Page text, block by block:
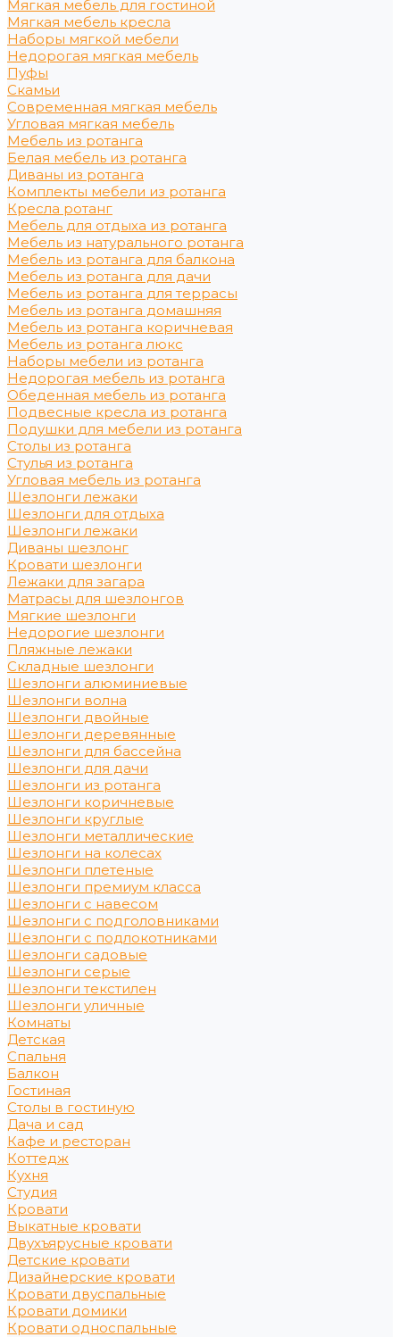
Мягкая мебель для гостиной
Мягкая мебель кресла
Наборы мягкой мебели
Недорогая мягкая мебель
Пуфы
Скамьи
Современная мягкая мебель
Угловая мягкая мебель
Мебель из ротанга
Белая мебель из ротанга
Диваны из ротанга
Комплекты мебели из ротанга
Кресла ротанг
Мебель для отдыха из ротанга
Мебель из натурального ротанга
Мебель из ротанга для балкона
Мебель из ротанга для дачи
Мебель из ротанга для террасы
Мебель из ротанга домашняя
Мебель из ротанга коричневая
Мебель из ротанга люкс
Наборы мебели из ротанга
Недорогая мебель из ротанга
Обеденная мебель из ротанга
Подвесные кресла из ротанга
Подушки для мебели из ротанга
Столы из ротанга
Стулья из ротанга
Угловая мебель из ротанга
Шезлонги лежаки
Шезлонги для отдыха
Шезлонги лежаки
Диваны шезлонг
Кровати шезлонги
Лежаки для загара
Матрасы для шезлонгов
Мягкие шезлонги
Недорогие шезлонги
Пляжные лежаки
Складные шезлонги
Шезлонги алюминиевые
Шезлонги волна
Шезлонги двойные
Шезлонги деревянные
Шезлонги для бассейна
Шезлонги для дачи
Шезлонги из ротанга
Шезлонги коричневые
Шезлонги круглые
Шезлонги металлические
Шезлонги на колесах
Шезлонги плетеные
Шезлонги премиум класса
Шезлонги с навесом
Шезлонги с подголовниками
Шезлонги с подлокотниками
Шезлонги садовые
Шезлонги серые
Шезлонги текстилен
Шезлонги уличные
Комнаты
Детская
Спальня
Балкон
Гостиная
Столы в гостиную
Дача и сад
Кафе и ресторан
Коттедж
Кухня
Студия
Кровати
Выкатные кровати
Двухъярусные кровати
Детские кровати
Дизайнерские кровати
Кровати двуспальные
Кровати домики
Кровати односпальные